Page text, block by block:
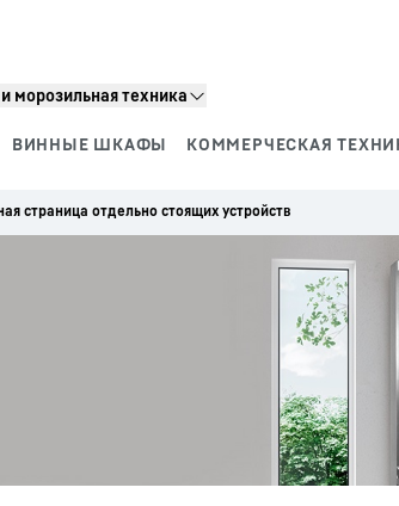
морозильная техника
ВИННЫЕ ШКАФЫ КОММЕРЧЕСКАЯ
страница отдельно стоящих устройств